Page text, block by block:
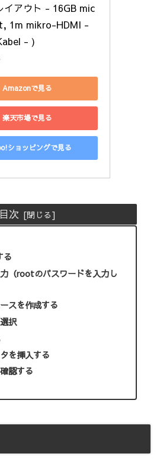
イアウト - 16GB mic
1m mikro-HDMI -
- )
Amazonで見る
楽天市場で見る
ショッピングで見る
目次
る
（rootのパスワードを入力し
スを作成する
択
を挿入する
認する